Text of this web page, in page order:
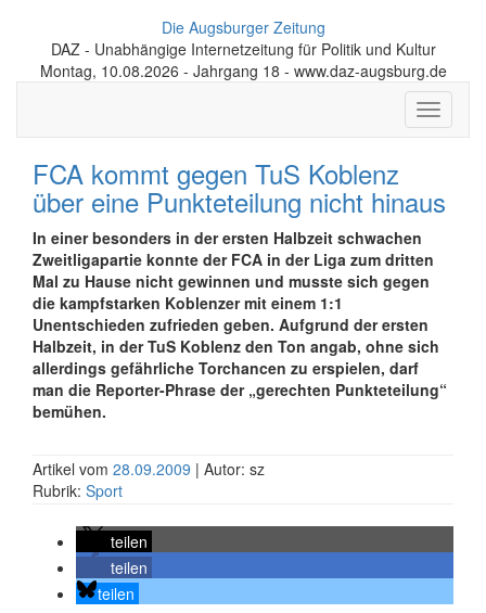
Die Augsburger Zeitung
DAZ - Unabhängige Internetzeitung für Politik und Kultur
Montag, 10.08.2026 - Jahrgang 18 - www.daz-augsburg.de
Toggle
FCA kommt gegen TuS Koblenz
über eine Punkteteilung nicht hinaus
In einer besonders in der ersten Halbzeit schwachen
Zweitligapartie konnte der FCA in der Liga zum dritten
Mal zu Hause nicht gewinnen und musste sich gegen
die kampfstarken Koblenzer mit einem 1:1
Unentschieden zufrieden geben. Aufgrund der ersten
Halbzeit, in der TuS Koblenz den Ton angab, ohne sich
allerdings gefährliche Torchancen zu erspielen, darf
man die Reporter-Phrase der „gerechten Punkteteilung“
bemühen.
Artikel vom 28.09.2009 | Autor: sz
Rubrik: Sport
teilen
teilen
teilen